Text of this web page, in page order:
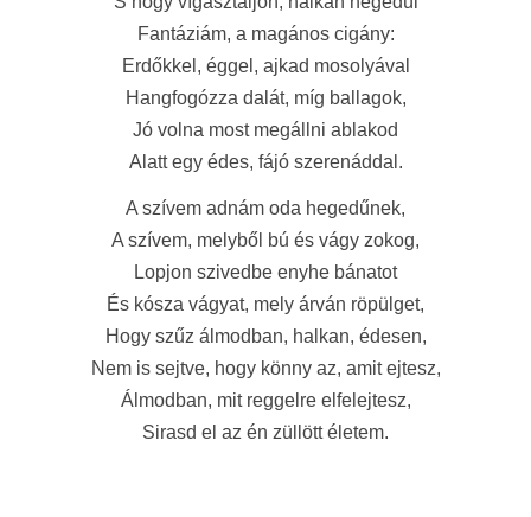
Fantáziám, a magános cigány:
Erdőkkel, éggel, ajkad mosolyával
Hangfogózza dalát, míg ballagok,
Jó volna most megállni ablakod
Alatt egy édes, fájó szerenáddal.
A szívem adnám oda hegedűnek,
A szívem, melyből bú és vágy zokog,
Lopjon szivedbe enyhe bánatot
És kósza vágyat, mely árván röpülget,
Hogy szűz álmodban, halkan, édesen,
Nem is sejtve, hogy könny az, amit ejtesz,
Álmodban, mit reggelre elfelejtesz,
Sirasd el az én züllött életem.